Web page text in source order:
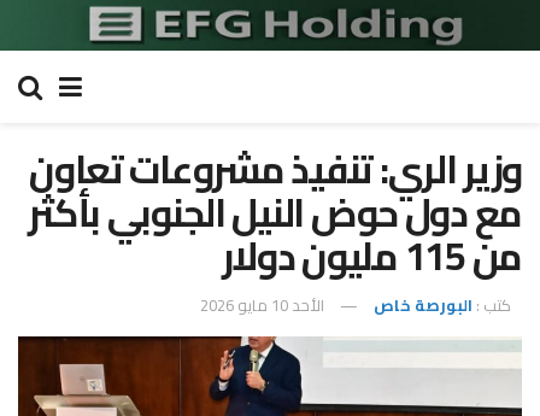
وزير الري: تنفيذ مشروعات تعاون
مع دول حوض النيل الجنوبي بأكثر
من 115 مليون دولار
كتب : البورصة خاص الأحد 10 مايو 2026